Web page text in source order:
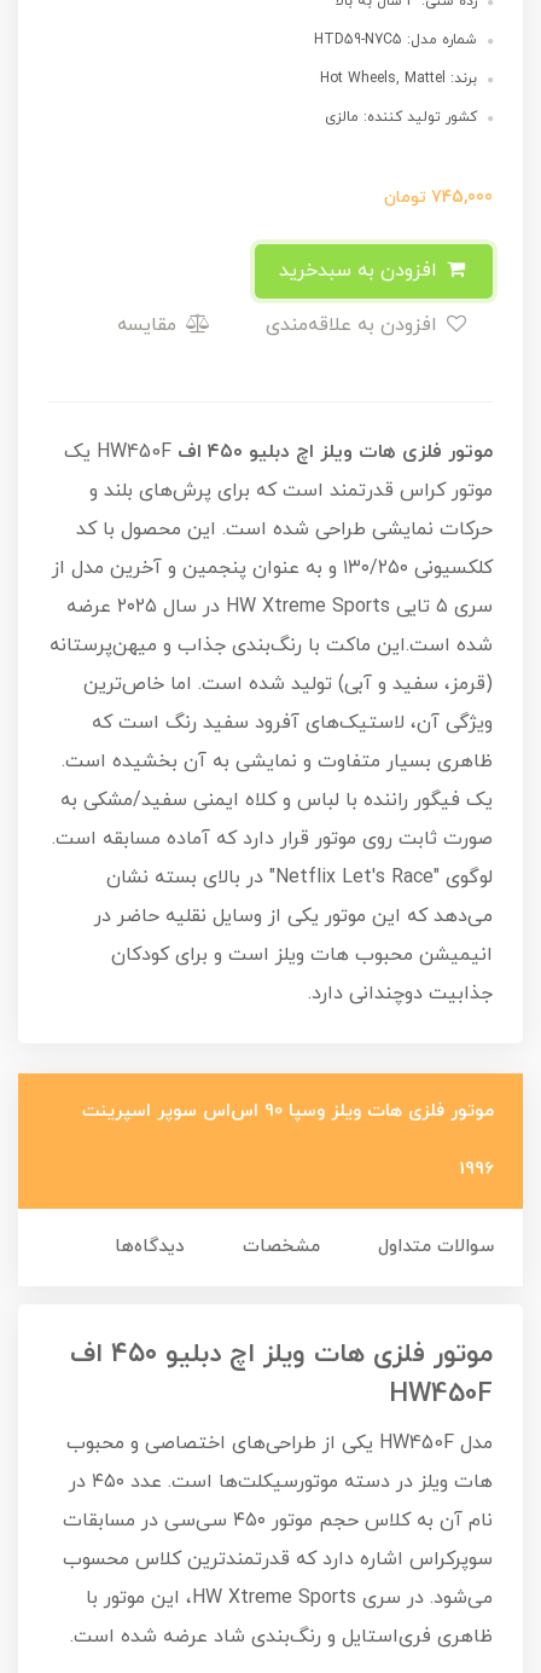
شماره مدل: HTD59-N7C5
برند: Hot Wheels, Mattel
کشور تولید کننده: مالزی
745,000 تومان
مقایسه
موتور فلزی هات ویلز اچ‌ دبلیو ۴۵۰ اف
HW450F یک
موتور کراس قدرتمند است که برای پرش‌های بلند و
حرکات نمایشی طراحی شده است. این محصول با کد
کلکسیونی ۱۳۰/۲۵۰ و به عنوان پنجمین و آخرین مدل از
سری ۵ تایی HW Xtreme Sports در سال ۲۰۲۵ عرضه
شده است.این ماکت با رنگ‌بندی جذاب و میهن‌پرستانه
(قرمز، سفید و آبی) تولید شده است. اما خاص‌ترین
ویژگی آن، لاستیک‌های آفرود سفید رنگ است که
ظاهری بسیار متفاوت و نمایشی به آن بخشیده است.
یک فیگور راننده با لباس و کلاه ایمنی سفید/مشکی به
صورت ثابت روی موتور قرار دارد که آماده مسابقه است.
لوگوی "Netflix Let's Race" در بالای بسته نشان
می‌دهد که این موتور یکی از وسایل نقلیه حاضر در
انیمیشن محبوب هات ویلز است و برای کودکان
جذابیت دوچندانی دارد.
موتور فلزی هات ویلز وسپا 90 اس‌اس سوپر اسپرینت
1996
سوالات متداول مشخصات دیدگاه‌ها
موتور فلزی هات ویلز اچ‌ دبلیو ۴۵۰ اف
HW450F
مدل HW450F یکی از طراحی‌های اختصاصی و محبوب
هات ویلز در دسته موتورسیکلت‌ها است. عدد ۴۵۰ در
نام آن به کلاس حجم موتور ۴۵۰ سی‌سی در مسابقات
سوپرکراس اشاره دارد که قدرتمندترین کلاس محسوب
می‌شود. در سری HW Xtreme Sports، این موتور با
ظاهری فری‌استایل و رنگ‌بندی شاد عرضه شده است.